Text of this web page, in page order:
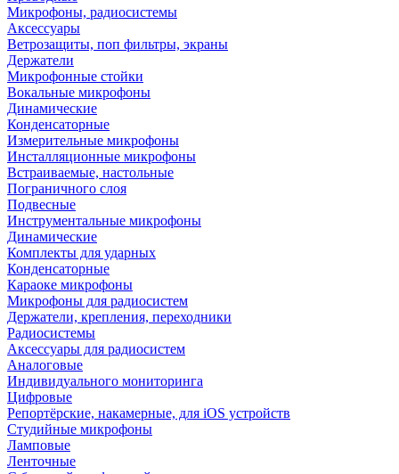
Микрофоны, радиосистемы
Аксессуары
Ветрозащиты, поп фильтры, экраны
Держатели
Микрофонные стойки
Вокальные микрофоны
Динамические
Конденсаторные
Измерительные микрофоны
Инсталляционные микрофоны
Встраиваемые, настольные
Пограничного слоя
Подвесные
Инструментальные микрофоны
Динамические
Комплекты для ударных
Конденсаторные
Караоке микрофоны
Микрофоны для радиосистем
Держатели, крепления, переходники
Радиосистемы
Аксессуары для радиосистем
Аналоговые
Индивидуального мониторинга
Цифровые
Репортёрские, накамерные, для iOS устройств
Студийные микрофоны
Ламповые
Ленточные